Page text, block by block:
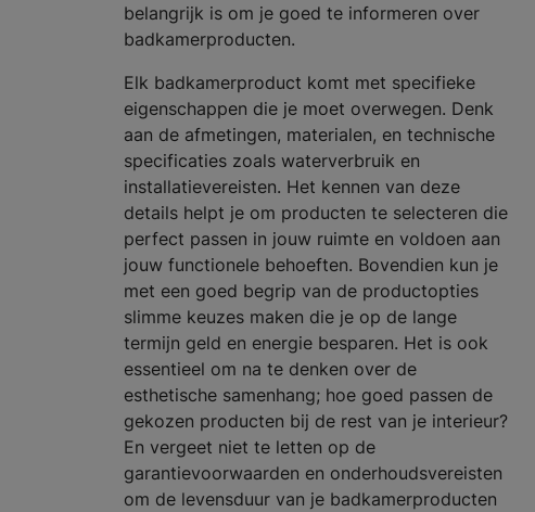
belangrijk is om je goed te informeren over
badkamerproducten.
Elk badkamerproduct komt met specifieke
eigenschappen die je moet overwegen. Denk
aan de afmetingen, materialen, en technische
specificaties zoals waterverbruik en
installatievereisten. Het kennen van deze
details helpt je om producten te selecteren die
perfect passen in jouw ruimte en voldoen aan
jouw functionele behoeften. Bovendien kun je
met een goed begrip van de productopties
slimme keuzes maken die je op de lange
termijn geld en energie besparen. Het is ook
essentieel om na te denken over de
esthetische samenhang; hoe goed passen de
gekozen producten bij de rest van je interieur?
En vergeet niet te letten op de
garantievoorwaarden en onderhoudsvereisten
om de levensduur van je badkamerproducten